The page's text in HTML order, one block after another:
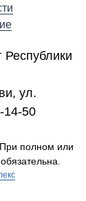
ул.
14-50
полном или